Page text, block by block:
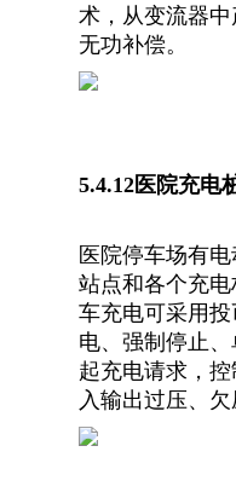
术，从变流器
无功补偿。
5.4.12医院充电
医院停车场有
站点和各个充
车充电可采用
电、强制停止
起充电请求，
入输出过压、